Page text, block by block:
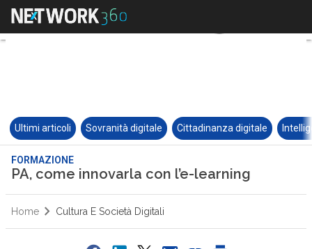
Ultimi articoli Sovranità digitale Cittadinanza digitale
FORMAZIONE
PA, come innovarla con l’e-learning
Home Cultura E Società Digitali